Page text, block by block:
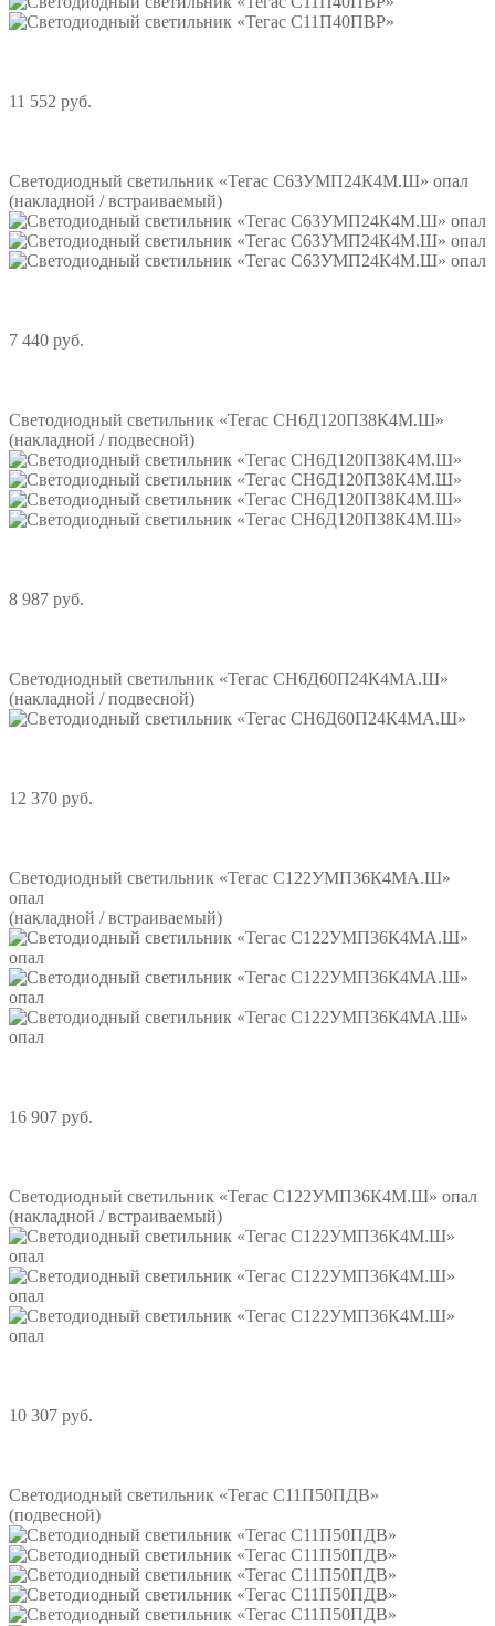
11 552 руб.
Светодиодный светильник «Тегас С63УМП24К4М.Ш» опал
(накладной / встраиваемый)
7 440 руб.
Светодиодный светильник «Тегас СН6Д120П38К4М.Ш»
(накладной / подвесной)
8 987 руб.
Светодиодный светильник «Тегас СН6Д60П24К4МА.Ш»
(накладной / подвесной)
12 370 руб.
Светодиодный светильник «Тегас С122УМП36К4МА.Ш»
опал
(накладной / встраиваемый)
16 907 руб.
Светодиодный светильник «Тегас С122УМП36К4М.Ш» опал
(накладной / встраиваемый)
10 307 руб.
Светодиодный светильник «Тегас С11П50ПДВ»
(подвесной)